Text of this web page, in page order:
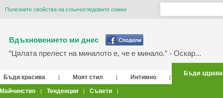
Полезните свойства на слънчогледовите семки
Вдъхновението ми днес
“Цялата прелест на миналото е, че е минало.” - Оскар...
Бъди красива | Моят стил | Интимно |
Бъди здрава
Майчинство | Тенденции | Съвети |